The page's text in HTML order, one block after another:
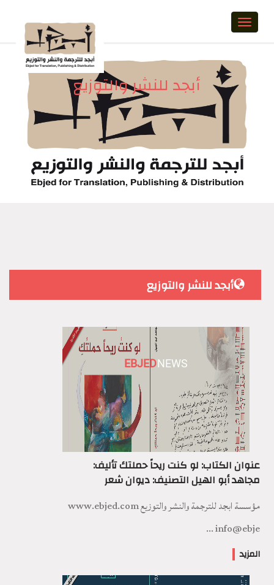
Toggle
أبجد للنشر والتوزيع
أبجد للنشر والتوزيع
EBJEDNEWS
عنوان الكتاب: لو كنت ريحاً حملتك تأليف:
مجاهد أبو الهيل التصنيف: ديوان شعر
مؤسسة ابجد للترجمة والنشر والتوزيع www.ebjed.com
info@ebje ...
المزيد